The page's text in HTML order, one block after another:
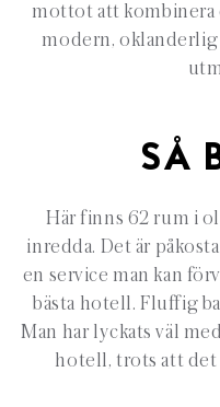
mottot att kombinera
modern, oklanderlig
SÅ
Här finns 62 rum i
inredda. Det är
en service man kan
bästa hotell. Fluffig
Man har lyckats väl
hotell, trots att det